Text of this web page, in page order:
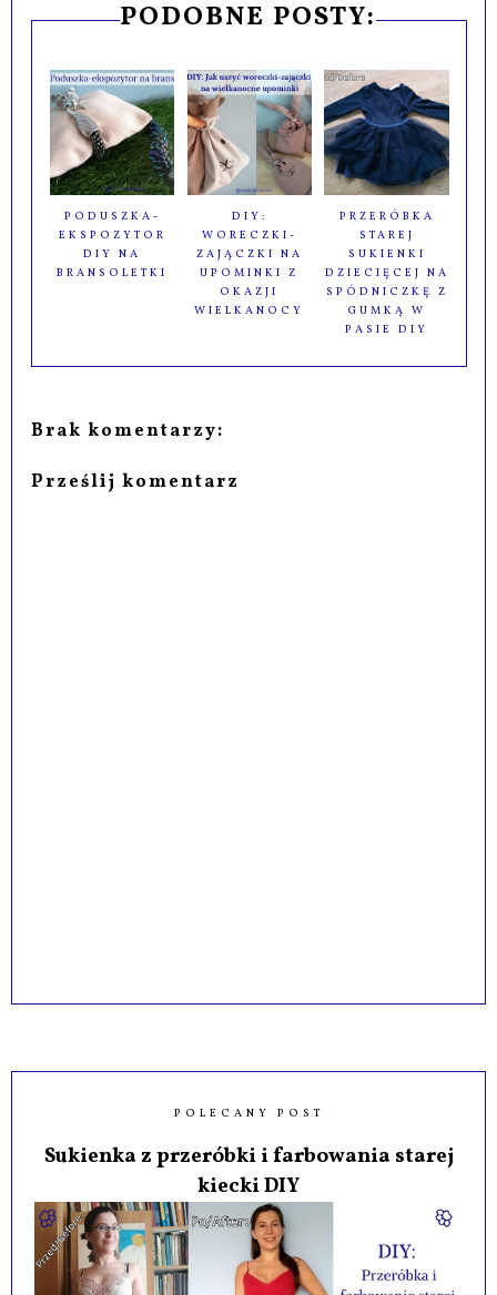
PODOBNE POSTY:
PODUSZKA-
EKSPOZYTOR
DIY NA
BRANSOLETKI
DIY:
WORECZKI-
ZAJĄCZKI NA
UPOMINKI Z
OKAZJI
WIELKANOCY
PRZERÓBKA
STAREJ
SUKIENKI
DZIECIĘCEJ NA
SPÓDNICZKĘ Z
GUMKĄ W
PASIE DIY
Brak komentarzy:
Prześlij komentarz
POLECANY POST
Sukienka z przeróbki i farbowania starej
kiecki DIY